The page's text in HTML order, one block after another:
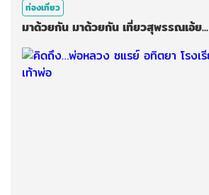
ท่องเที่ยว
มาด้วยกัน มาด้วยกัน เที่ยวสุพรรณเอ้ย...